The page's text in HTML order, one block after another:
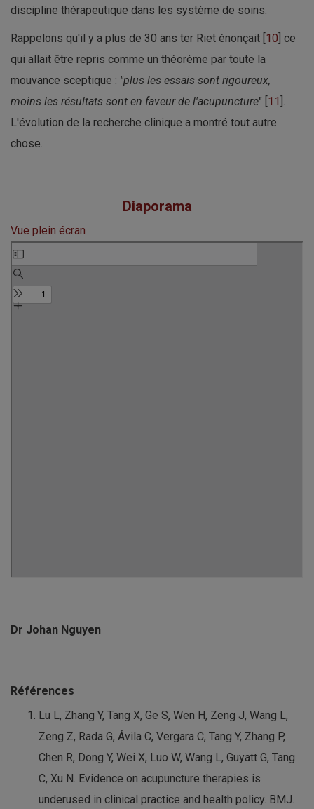
discipline thérapeutique dans les système de soins.
Rappelons qu'il y a plus de 30 ans ter Riet énonçait [ 10 ] ce
qui allait être repris comme un théorème par toute la
mouvance sceptique : "plus les essais sont rigoureux,
moins les résultats sont en faveur de l'acupuncture" [ 11 ].
L'évolution de la recherche clinique a montré tout autre
chose.
Diaporama
Vue plein écran
Aller
au
contenu
PDF
Dr Johan Nguyen
Références
Lu L, Zhang Y, Tang X, Ge S, Wen H, Zeng J, Wang L,
Zeng Z, Rada G, Ávila C, Vergara C, Tang Y, Zhang P,
Chen R, Dong Y, Wei X, Luo W, Wang L, Guyatt G, Tang
C, Xu N. Evidence on acupuncture therapies is
underused in clinical practice and health policy. BMJ.